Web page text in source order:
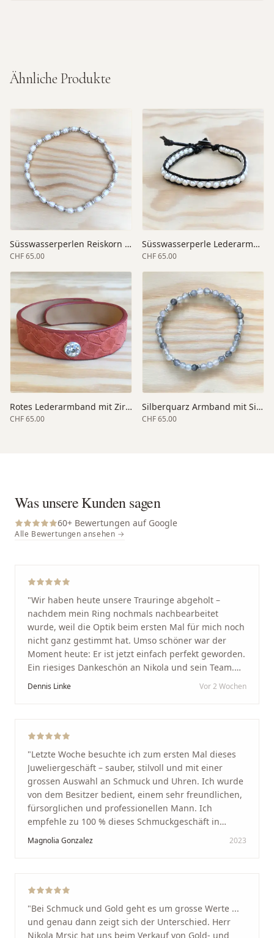
Ähnliche Produkte
Süsswasserperlen Reiskorn Armband
CHF 65.00
Süsswasserperle Lederarmband
CHF 65.00
Rotes Lederarmband mit Zirkonia
CHF 65.00
Silberquarz Armband mit Silber
CHF 65.00
Was unsere Kunden sagen
60+ Bewertungen auf Google
Alle Bewertungen ansehen →
"Wir haben heute unsere Trauringe abgeholt –
nachdem mein Ring nochmals nachbearbeitet
wurde, weil die Optik beim ersten Mal für mich noch
nicht ganz gestimmt hat. Umso schöner war der
Moment heute: Er ist jetzt einfach perfekt geworden.
Ein riesiges Dankeschön an Nikola und sein Team.
Vom ersten Termin an wurden wir jedes Mal
Arbeit und seine Kunden wirklich am Herzen liegen.
Service und echte Herzlichkeit schätzt, ist hier genau
richtig."
Dennis Linke Vor 2 Wochen
"Letzte Woche besuchte ich zum ersten Mal dieses
Juweliergeschäft – sauber, stilvoll und mit einer
grossen Auswahl an Schmuck und Uhren. Ich wurde
von dem Besitzer bedient, einem sehr freundlichen,
fürsorglichen und professionellen Mann. Ich
empfehle zu 100 % dieses Schmuckgeschäft in
Schaffhausen. Ich selbst war sehr zufrieden und
glücklich mit der Behandlung. Ich danke Ihnen – ich
Magnolia Gonzalez 2023
"Bei Schmuck und Gold geht es um grosse Werte ...
und genau dann zeigt sich der Unterschied. Herr
Nikola Mrsic hat uns beim Verkauf von Gold- und